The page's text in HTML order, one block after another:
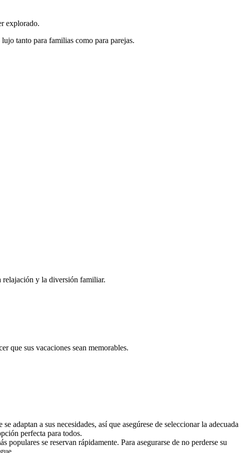
explorado.
tanto para familias como para parejas.
relajación y la diversión familiar.
que sus vacaciones sean memorables.
adaptan a sus necesidades, así que asegúrese de seleccionar la adecuada
perfecta para todos.
se reservan rápidamente. Para asegurarse de no perderse su